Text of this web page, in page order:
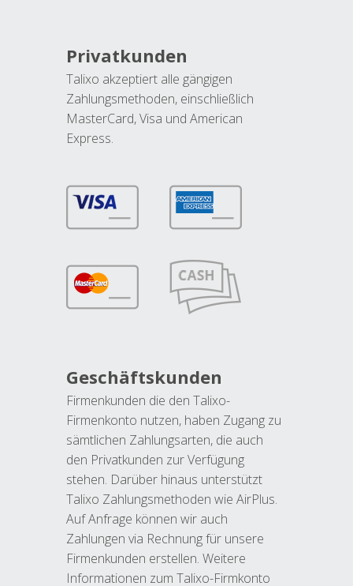
Privatkunden
Talixo akzeptiert alle gängigen
Zahlungsmethoden, einschließlich
MasterCard, Visa und American
Express.
Geschäftskunden
Firmenkunden die den Talixo-
Firmenkonto nutzen, haben Zugang zu
sämtlichen Zahlungsarten, die auch
den Privatkunden zur Verfügung
stehen. Darüber hinaus unterstützt
Talixo Zahlungsmethoden wie AirPlus.
Auf Anfrage können wir auch
Zahlungen via Rechnung für unsere
Firmenkunden erstellen. Weitere
Informationen zum Talixo-Firmkonto